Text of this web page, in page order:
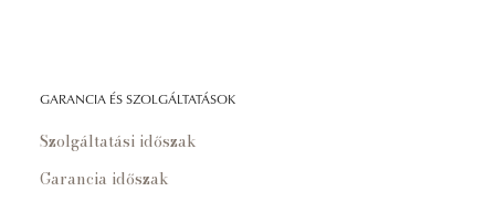
GARANCIA ÉS SZOLGÁLTATÁSOK
Szolgáltatási időszak
Garancia időszak